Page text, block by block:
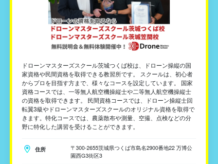
ドローンマスターズスクール茨城つくば校は、ドローン操縦の国
家資格や民間資格を取得できる教習所です。 スクールは、初心者
からプロを目指す方まで、様々なコースを設定しています。 国家
資格コースでは、一等無人航空機操縦士や二等無人航空機操縦士
の資格を取得できます。 民間資格コースでは、ドローン操縦士回
転翼3級やドローンマスターズスクールのオリジナル資格を取得で
きます。特化コースでは、農薬散布や測量、空撮、点検などの分
野に特化した講習を受けることができます。
住所
〒300-2655茨城県つくば市島名2900番地22 万博公
園西G3街区3